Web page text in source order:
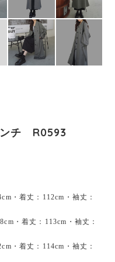
ンチ R0593
・着丈：112cm・袖丈：
・着丈：113cm・袖丈：
・着丈：114cm・袖丈：